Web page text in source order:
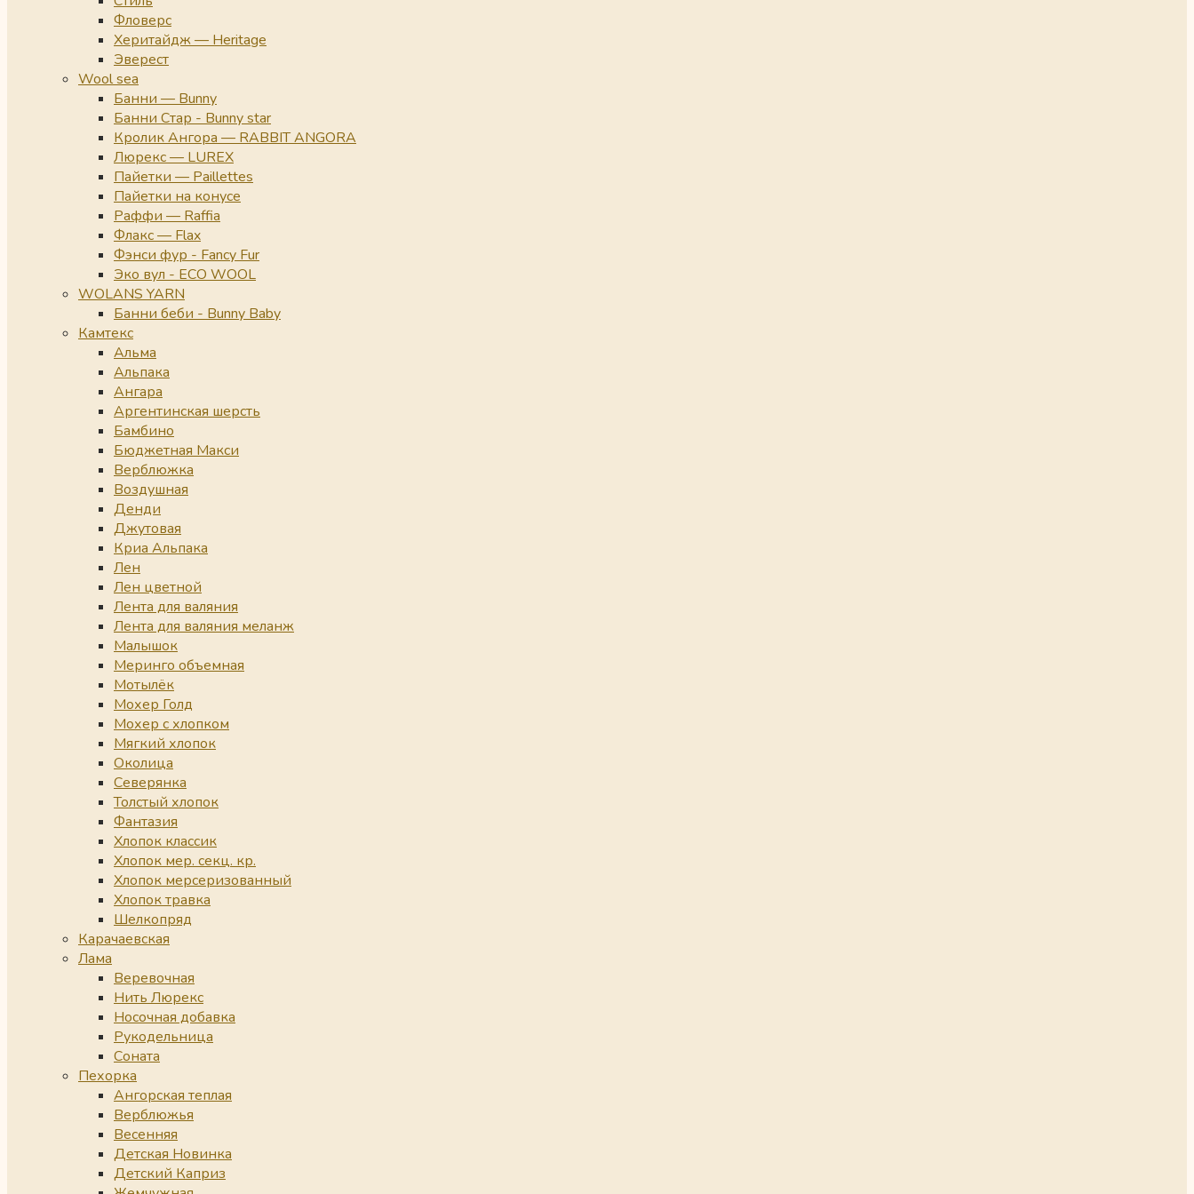
Фловерс
Херитайдж — Heritage
Эверест
Wool sea
Банни — Bunny
Банни Стар - Bunny star
Кролик Ангора — RABBIT ANGORA
Люрекс — LUREX
Пайетки — Paillettes
Пайетки на конусе
Раффи — Raffia
Флакс — Flax
Фэнси фур - Fancy Fur
Эко вул - ECO WOOL
WOLANS YARN
Банни беби - Bunny Baby
Камтекс
Альма
Альпака
Ангара
Аргентинская шерсть
Бамбино
Бюджетная Макси
Верблюжка
Воздушная
Денди
Джутовая
Криа Альпака
Лен
Лен цветной
Лента для валяния
Лента для валяния меланж
Малышок
Меринго объемная
Мотылёк
Мохер Голд
Мохер с хлопком
Мягкий хлопок
Околица
Северянка
Толстый хлопок
Фантазия
Хлопок классик
Хлопок мер. секц. кр.
Хлопок мерсеризованный
Хлопок травка
Шелкопряд
Карачаевская
Лама
Веревочная
Нить Люрекс
Носочная добавка
Рукодельница
Соната
Пехорка
Ангорская теплая
Верблюжья
Весенняя
Детская Новинка
Детский Каприз